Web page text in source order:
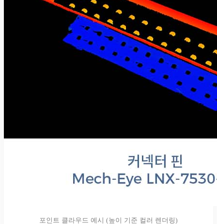
포인트 클라우드 예시 (높이 기준 컬러 렌더링)